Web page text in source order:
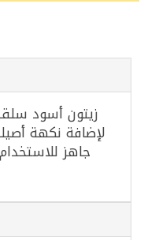
لإضافة نكهة
جاهز